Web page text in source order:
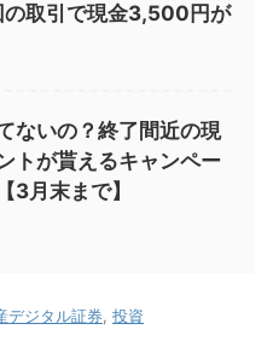
の取引で現金3,500円が
ないの？終了間近の現
トが貰えるキャンペー
3月末まで】
デジタル証券 投資